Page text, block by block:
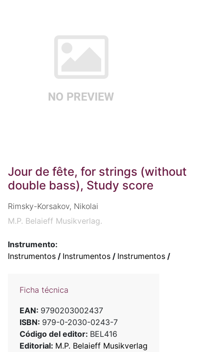
Jour de fête, for strings (without
double bass), Study score
Rimsky-Korsakov, Nikolai
M.P. Belaieff Musikverlag.
Instrumento:
Instrumentos / Instrumentos / Instrumentos /
Ficha técnica
EAN: 9790203002437
ISBN: 979-0-2030-0243-7
Código del editor: BEL416
Editorial: M.P. Belaieff Musikverlag